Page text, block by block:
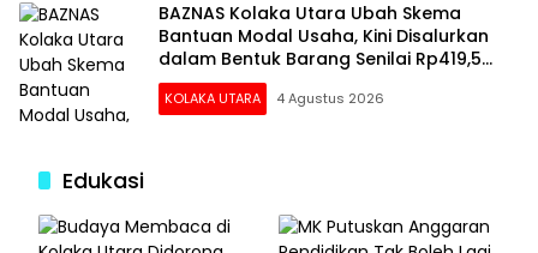
BAZNAS Kolaka Utara Ubah Skema
Bantuan Modal Usaha, Kini Disalurkan
dalam Bentuk Barang Senilai Rp419,5
Juta
KOLAKA UTARA 4 Agustus 2026
Edukasi